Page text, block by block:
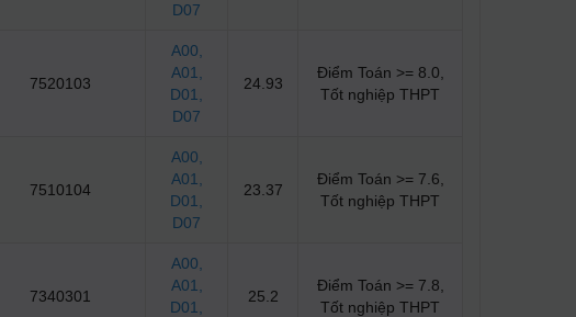
D07
7520103
A00
A01
D01
D07
24.93
Điểm Toán >= 8.0,
Tốt nghiệp THPT
7510104
A00
A01
D01
D07
23.37
Điểm Toán >= 7.6,
Tốt nghiệp THPT
7340301
A00
A01
D01
25.2
Điểm Toán >= 7.8,
Tốt nghiệp THPT